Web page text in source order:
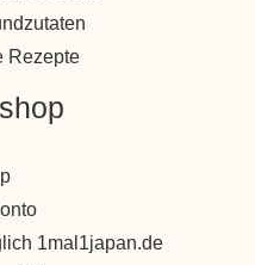
Rezepte
1mal1japan.de